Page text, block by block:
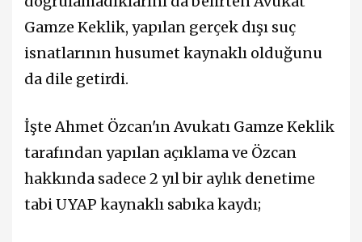
Gamze Keklik, yapılan gerçek dışı suç
isnatlarının husumet kaynaklı olduğunu
da dile getirdi.
İşte Ahmet Özcan'ın Avukatı Gamze Keklik
tarafından yapılan açıklama ve Özcan
hakkında sadece 2 yıl bir aylık denetime
tabi UYAP kaynaklı sabıka kaydı;